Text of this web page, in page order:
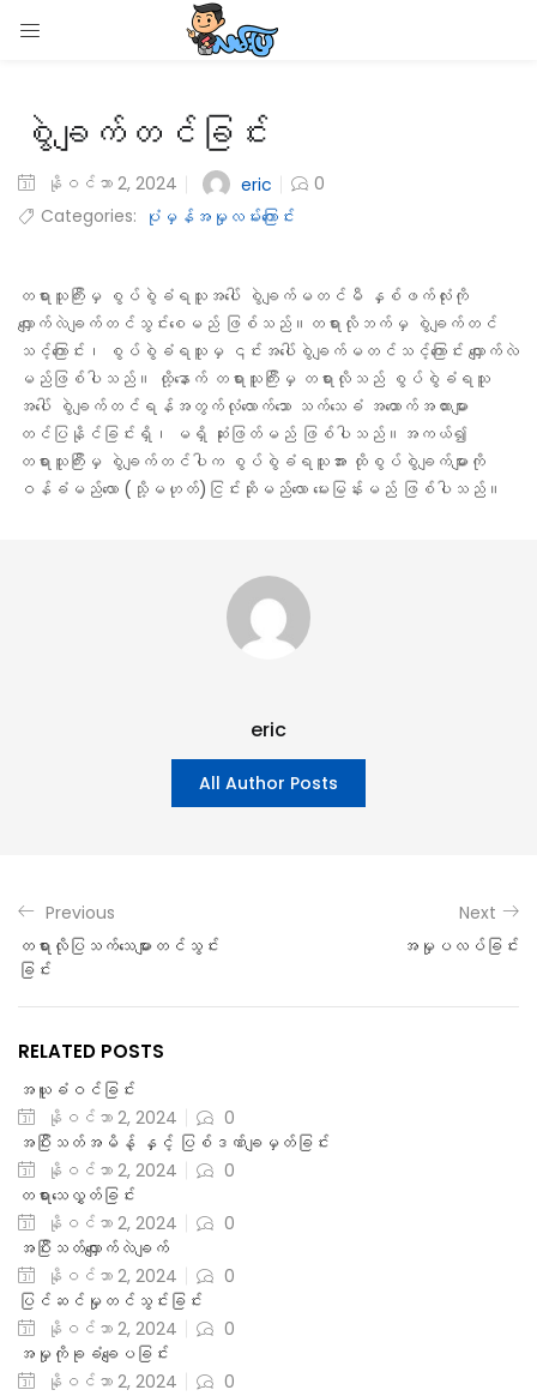
စွဲချက်တင်ခြင်း
နိုဝင်ဘာ 2, 2024 eric
0
Categories: ပုံမှန်အမှုလမ်းကြောင်း
တရားသူကြီးမှ စွပ်စွဲခံရသူအပေါ် စွဲချက်မတင်မီ နှစ်ဖက်လုံးကို
လျှောက်လဲချက်တင်သွင်းစေမည် ဖြစ်သည်။တရားလိုဘက်မှ စွဲချက်တင်
သင့်ကြောင်း၊ စွပ်စွဲခံရသူမှ ၎င်းအပေါ်စွဲချက်မတင်သင့်ကြောင်း လျှောက်လဲ
မည်ဖြစ်ပါသည်။ ထို့နောက် တရားသူကြီးမှ တရားလိုသည် စွပ်စွဲခံရသူ
အပေါ် စွဲချက်တင်ရန်အတွက်လုံလောက်သော သက်သေခံ အထောက်အထားများ
တင်ပြနိုင်ခြင်းရှိ၊ မရှိ ဆုံးဖြတ်မည် ဖြစ်ပါသည်။အကယ်၍
တရားသူကြီးမှ စွဲချက်တင်ပါက စွပ်စွဲခံရသူအား ထိုစွပ်စွဲချက်များကို
ဝန်ခံမည်လော (သို့မဟုတ်)ငြင်းဆိုမည်လော မေးမြန်းမည် ဖြစ်ပါသည်။
eric
All Author Posts
Previous
တရားလိုပြသက်သေများတင်သွင်း
ခြင်း
Next
အမှုပလပ်ခြင်း
RELATED POSTS
အယူခံဝင်ခြင်း
နိုဝင်ဘာ 2, 2024
0
အပြီးသတ်အမိန့် နှင့် ပြစ်ဒဏ်ချမှတ်ခြင်း
နိုဝင်ဘာ 2, 2024
0
တရားသေလွှတ်ခြင်း
နိုဝင်ဘာ 2, 2024
0
အပြီးသတ်လျှောက်လဲချက်
နိုဝင်ဘာ 2, 2024
0
ပြင်ဆင်မှုတင်သွင်းခြင်း
နိုဝင်ဘာ 2, 2024
0
အမှုကိုခုခံချေပခြင်း
နိုဝင်ဘာ 2, 2024
0
Enter your username and password to login.
Remember me
Login
Lost password?